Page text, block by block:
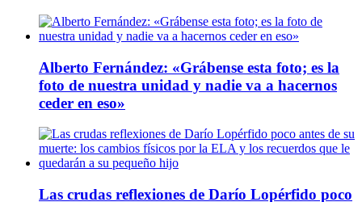
Alberto Fernández: «Grábense esta foto; es la
foto de nuestra unidad y nadie va a hacernos
ceder en eso»
Las crudas reflexiones de Darío Lopérfido poco